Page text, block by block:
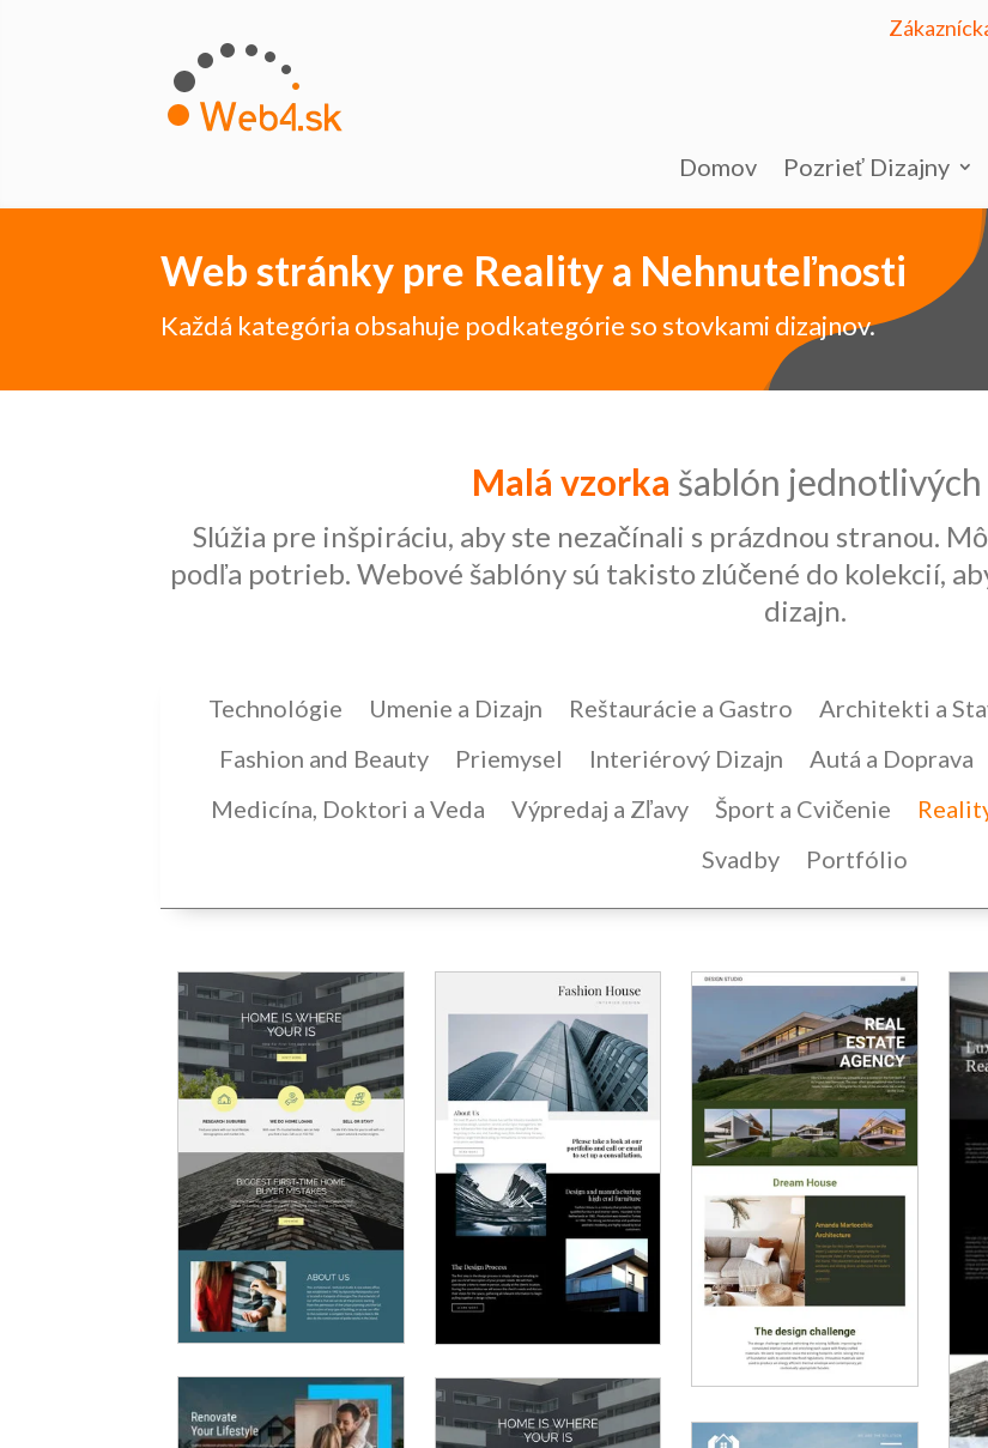
Domov Pozrieť Dizajny
Web stránky pre Reality a Nehnuteľnosti
Každá kategória obsahuje podkategórie so stovkami dizajnov.
Malá vzorka šablón
Slúžia pre inšpiráciu, aby ste nezačínali s prázdnou stranou.
podľa potrieb. Webové šablóny sú takisto zlúčené do kolekcií,
dizajn.
Technológie Umenie a Dizajn Reštaurácie a Gastro Architekti a
Fashion and Beauty
Priemysel Interiérový Dizajn Autá a Doprava
Medicína, Doktori a Veda
Výpredaj a Zľavy Šport a Cvičenie
Svadby
Portfólio